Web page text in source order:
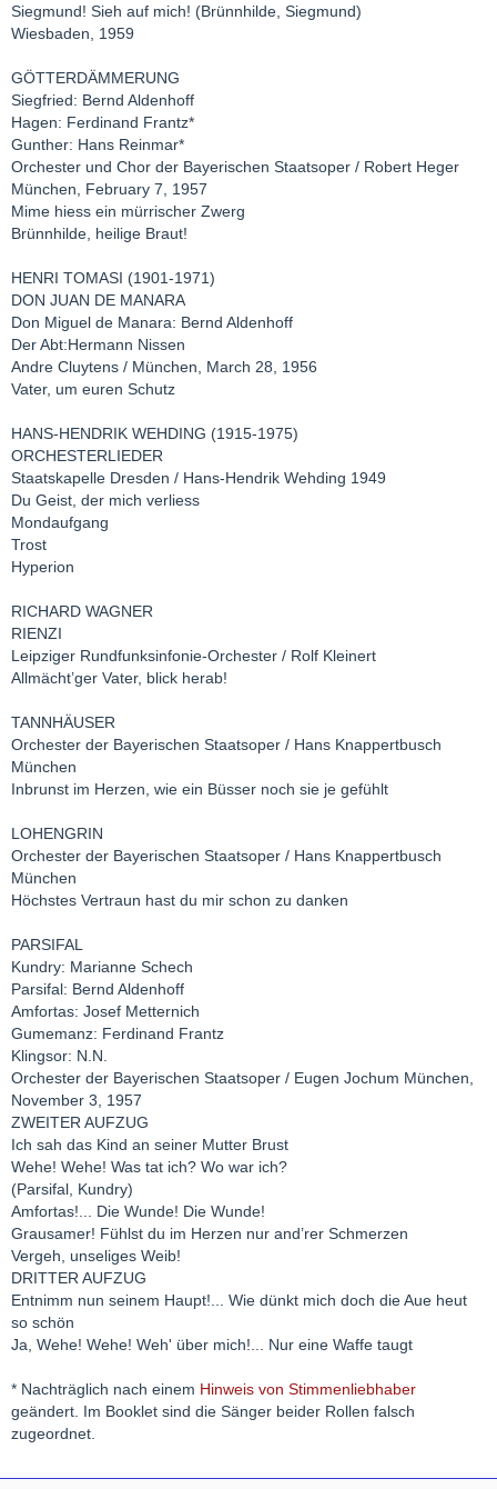
Siegmund! Sieh auf mich! (Brünnhilde, Siegmund)
Wiesbaden, 1959
GÖTTERDÄMMERUNG
Siegfried: Bernd Aldenhoff
Hagen: Ferdinand Frantz*
Gunther: Hans Reinmar*
Orchester und Chor der Bayerischen Staatsoper / Robert Heger
München, February 7, 1957
Mime hiess ein mürrischer Zwerg
Brünnhilde, heilige Braut!
HENRI TOMASI (1901-1971)
DON JUAN DE MANARA
Don Miguel de Manara: Bernd Aldenhoff
Der Abt:Hermann Nissen
Andre Cluytens / München, March 28, 1956
Vater, um euren Schutz
HANS-HENDRIK WEHDING (1915-1975)
ORCHESTERLIEDER
Staatskapelle Dresden / Hans-Hendrik Wehding 1949
Du Geist, der mich verliess
Mondaufgang
Trost
Hyperion
RICHARD WAGNER
RIENZI
Leipziger Rundfunksinfonie-Orchester / Rolf Kleinert
Allmächt’ger Vater, blick herab!
TANNHÄUSER
Orchester der Bayerischen Staatsoper / Hans Knappertbusch
München
Inbrunst im Herzen, wie ein Büsser noch sie je gefühlt
LOHENGRIN
Orchester der Bayerischen Staatsoper / Hans Knappertbusch
München
Höchstes Vertraun hast du mir schon zu danken
PARSIFAL
Kundry: Marianne Schech
Parsifal: Bernd Aldenhoff
Amfortas: Josef Metternich
Gumemanz: Ferdinand Frantz
Klingsor: N.N.
Orchester der Bayerischen Staatsoper / Eugen Jochum München,
November 3, 1957
ZWEITER AUFZUG
Ich sah das Kind an seiner Mutter Brust
Wehe! Wehe! Was tat ich? Wo war ich?
(Parsifal, Kundry)
Amfortas!... Die Wunde! Die Wunde!
Grausamer! Fühlst du im Herzen nur and’rer Schmerzen
Vergeh, unseliges Weib!
DRITTER AUFZUG
Entnimm nun seinem Haupt!... Wie dünkt mich doch die Aue heut
so schön
Ja, Wehe! Wehe! Weh' über mich!... Nur eine Waffe taugt
* Nachträglich nach einem Hinweis von Stimmenliebhaber
geändert. Im Booklet sind die Sänger beider Rollen falsch
zugeordnet.